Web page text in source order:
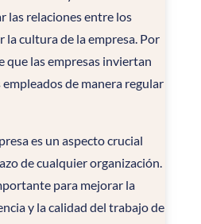
las relaciones entre los
la cultura de la empresa. Por
que las empresas inviertan
de manera regular
es un aspecto crucial
de cualquier organización.
para mejorar la
y la calidad del trabajo de